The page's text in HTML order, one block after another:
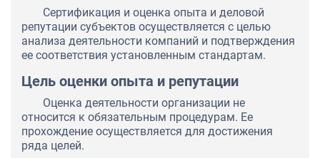
Сертификация и оценка опыта и деловой
репутации субъектов осуществляется с целью
анализа деятельности компаний и подтверждения
ее соответствия установленным стандартам.
Цель оценки опыта и репутации
Оценка деятельности организации не
относится к обязательным процедурам. Ее
прохождение осуществляется для достижения
ряда целей.